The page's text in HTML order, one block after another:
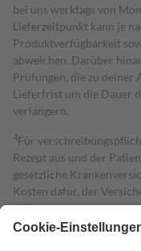
bei uns werktags von
Lieferzeitpunkt kann je
Produktverfügbarkeit
abweichen. Darüber
Prüfungen, die zu
Lieferfrist um die Dauer
verlängern.
4Für
Rezept aus und der
gesetzliche
Kosten dafür, der
mit.
Grundsätzlich leisten